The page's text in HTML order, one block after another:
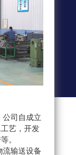
司自成立
艺，开发
。
输送设备